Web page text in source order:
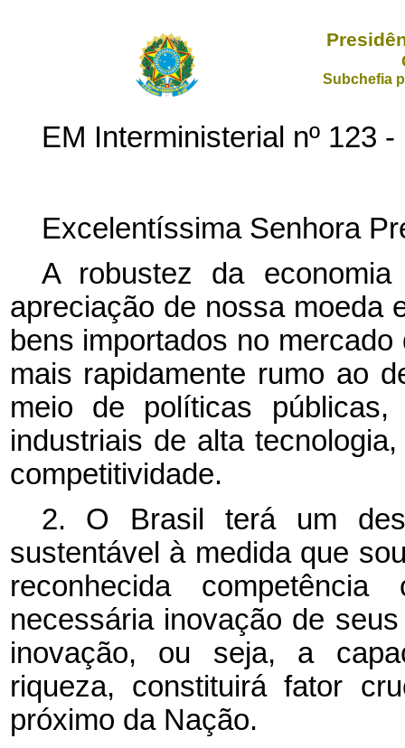
Subchefia
EM Interministerial nº 123
Excelentíssima Senhora
A robustez da
apreciação de nossa moeda
bens importados no
mais rapidamente rumo ao
meio de políticas
industriais de alta
competitividade.
2. O Brasil terá um
sustentável à medida que
reconhecida
necessária inovação de
inovação, ou seja, a
riqueza, constituirá fator
próximo da Nação.